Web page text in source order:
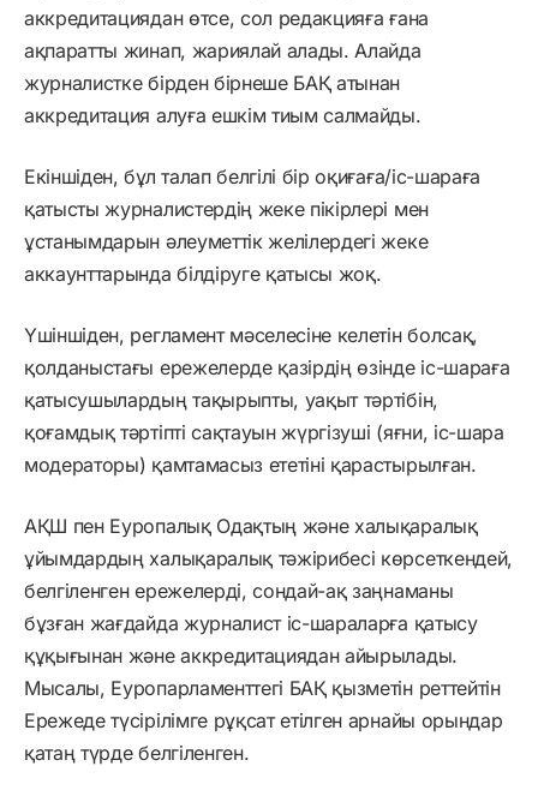
аккредитациядан өтсе, сол редакцияға ғана
ақпаратты жинап, жариялай алады. Алайда
журналистке бірден бірнеше БАҚ атынан
аккредитация алуға ешкім тиым салмайды.
Екіншіден, бұл талап белгілі бір оқиғаға/іс-шараға
қатысты журналистердің жеке пікірлері мен
ұстанымдарын әлеуметтік желілердегі жеке
аккаунттарында білдіруге қатысы жоқ.
Үшіншіден, регламент мәселесіне келетін болсақ,
қолданыстағы ережелерде қазірдің өзінде іс-шараға
қатысушылардың тақырыпты, уақыт тәртібін,
қоғамдық тәртіпті сақтауын жүргізуші (яғни, іс-шара
модераторы) қамтамасыз ететіні қарастырылған.
АҚШ пен Еуропалық Одақтың және халықаралық
ұйымдардың халықаралық тәжірибесі көрсеткендей,
белгіленген ережелерді, сондай-ақ заңнаманы
бұзған жағдайда журналист іс-шараларға қатысу
құқығынан және аккредитациядан айырылады.
Мысалы, Еуропарламенттегі БАҚ қызметін реттейтін
Ережеде түсірілімге рұқсат етілген арнайы орындар
қатаң түрде белгіленген.